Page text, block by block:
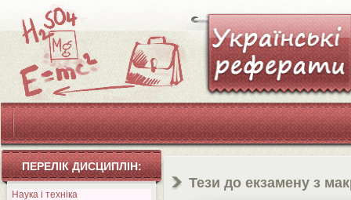
ПЕРЕЛІК ДИСЦИПЛІН:
Наука і техніка
Тези до екзамену з